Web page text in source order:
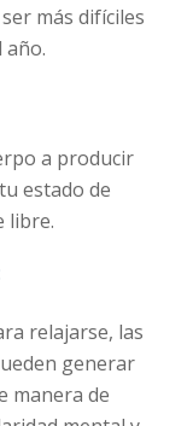
más difíciles
año.
a producir
estado de
libre.
relajarse, las
generar
manera de